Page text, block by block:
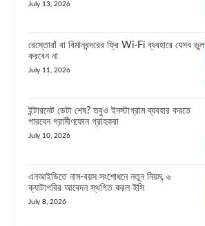
July 13, 2026
রেস্তোরাঁ বা বিমানবন্দরের ফ্রি Wi-Fi ব্যবহারে যেসব ভুল
করবেন না
July 11, 2026
ইন্টারনেট ডেটা শেষ? তবুও ইনস্টাগ্রাম ব্যবহার করতে
পারবেন গ্রামীণফোন গ্রাহকরা
July 10, 2026
এনআইডিতে নাম-বয়স সংশোধনে নতুন নিয়ম, ৬
ক্যাটাগরির আবেদন স্থগিত করল ইসি
July 8, 2026